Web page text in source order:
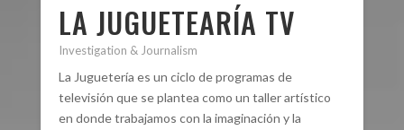
LA JUGUETEARÍA TV
Investigation & Journalism
La Juguetería es un ciclo de programas de
televisión que se plantea como un taller artístico
en donde trabajamos con la imaginación y la